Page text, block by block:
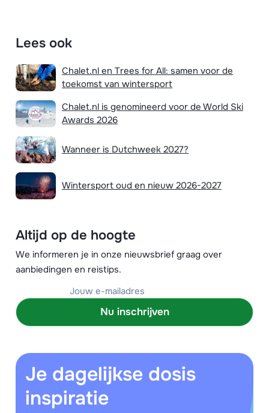
Lees ook
Chalet.nl en Trees for All: samen voor de
toekomst van wintersport
Chalet.nl is genomineerd voor de World Ski
Awards 2026
Wanneer is Dutchweek 2027?
Wintersport oud en nieuw 2026-2027
Altijd op de hoogte
We informeren je in onze nieuwsbrief graag over
aanbiedingen en reistips.
Nu inschrijven
Je dagelijkse dosis
inspiratie